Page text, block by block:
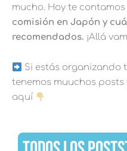
mucho. Hoy te contamos
comisión en Japón y
recomendados. ¡Allá
Si estás organizando
tenemos muuchos
aquí